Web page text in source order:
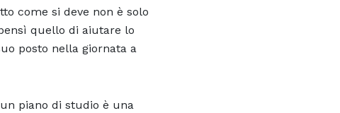
come si deve non è solo
quello di aiutare lo
posto nella giornata a
piano di studio è una